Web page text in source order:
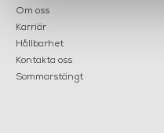
Om oss
Karriär
Hållbarhet
Kontakta oss
Sommarstängt